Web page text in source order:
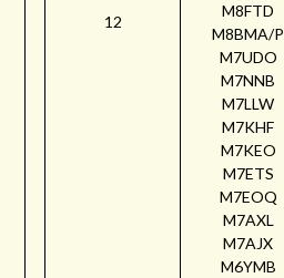
12
M8FTD
M8BMA/P
M7UDO
M7NNB
M7LLW
M7KHF
M7KEO
M7ETS
M7EOQ
M7AXL
M7AJX
M6YMB